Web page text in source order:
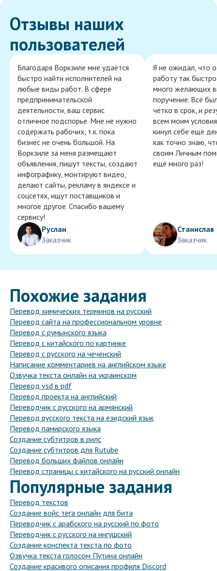
Отзывы наших
пользователей
Благодаря Воркзиле мне удаётся
быстро найти исполнителей на
любые виды работ. В сфере
предпринимательской
деятельности, ваш сервис
отличное подспорье. Мне не нужно
содержать рабочих, т.к. пока
бизнес не очень большой. На
Воркзиле за меня размещают
объявления, пишут тексты, создают
инфографику, монтируют видео,
делают сайты, рекламу в яндексе и
соцсетях, ищут поставщиков и
многое другое. Спасибо вашему
сервису!
Руслан
Заказчик
Я не ожидал, что
работу так
много желающих
поручение. Всё
чётко в срок, и
всем моим
кинул себе ещё
как точно знаю,
своим Личным
ещё много раз!
Станислав
Заказчик
Похожие задания
Перевод химических терминов на русский
Перевод сайта на профессиональном уровне
Перевод с румынского языка
Перевод с китайского по картинке
Перевод с русского на чеченский
Написание комментариев на английском языке
Озвучка текста онлайн на украинском
Перевод vsd в pdf
Перевод проекта на английский
Переводчик с русского на армянский
Перевод русского текста на езидский язык
Перевод памирского языка
Создание субтитров в рилс
Создание субтитров для Rutube
Перевод больших файлов онлайн
Перевод страницы с китайского на русский онлайн
Популярные задания
Перевод текстов
Создание войс тега онлайн для бита
Переводчик с арабского на русский по фото
Переводчик с русского на ингушский
Создание конспекта текста по фото
Озвучка текста голосом Путина онлайн
Создание красивого описания профиля Discord